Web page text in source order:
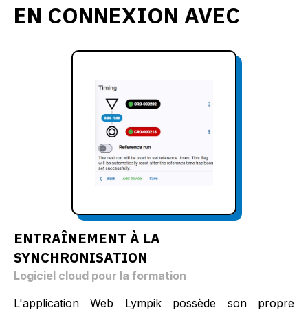
EN CONNEXION AVEC
ENTRAÎNEMENT À LA
SYNCHRONISATION
Logiciel cloud pour la formation
L'application Web Lympik possède son propre